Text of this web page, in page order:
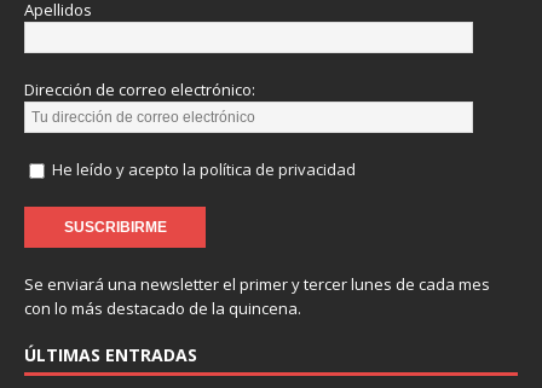
Apellidos
Dirección de correo electrónico:
He leído y acepto la política de privacidad
Se enviará una newsletter el primer y tercer lunes de cada mes
con lo más destacado de la quincena.
ÚLTIMAS ENTRADAS